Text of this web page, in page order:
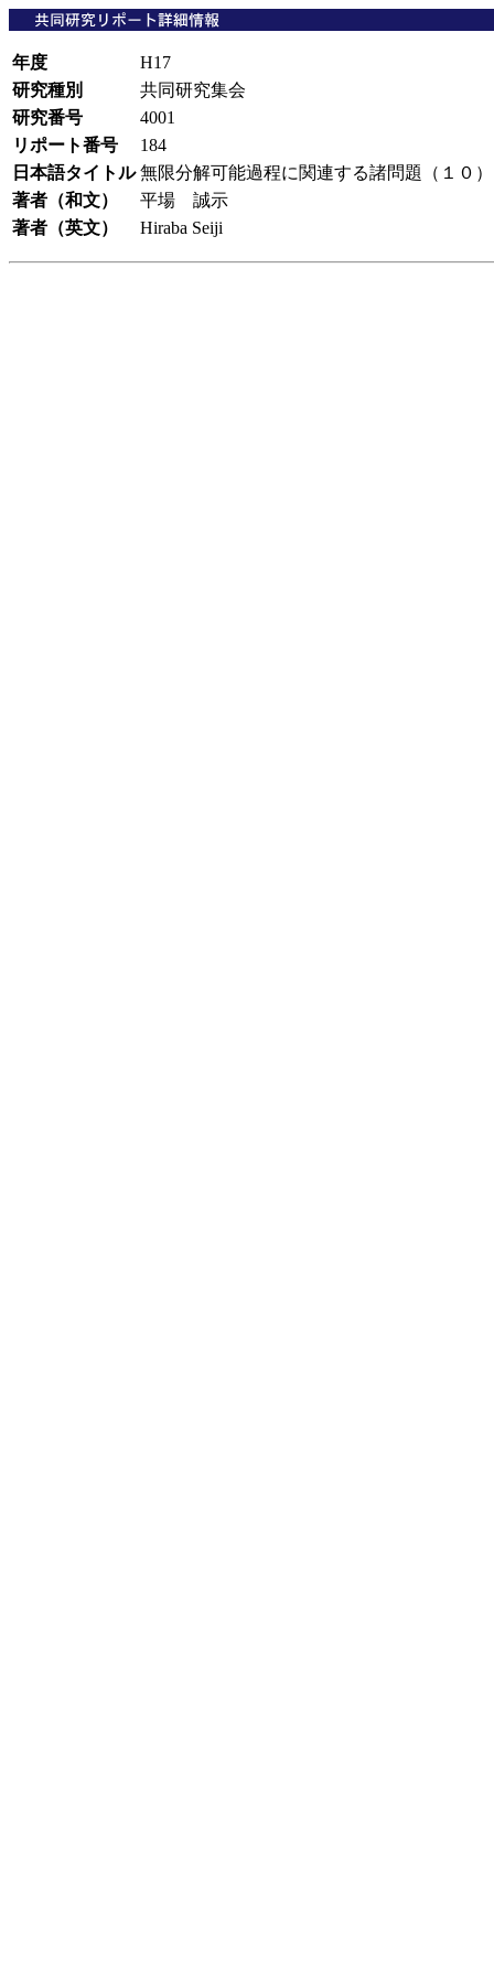
年度
H17
研究種別
共同研究集会
研究番号
4001
リポート番号
184
日本語タイトル 無限分解可能過程に関連する諸問題（１０
著者（和文）
平場 誠示
著者（英文）
Hiraba Seiji